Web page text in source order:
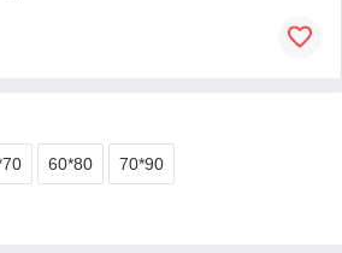
60*80 70*90